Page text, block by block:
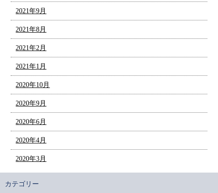
2021年9月
2021年8月
2021年2月
2021年1月
2020年10月
2020年9月
2020年6月
2020年4月
2020年3月
カテゴリー